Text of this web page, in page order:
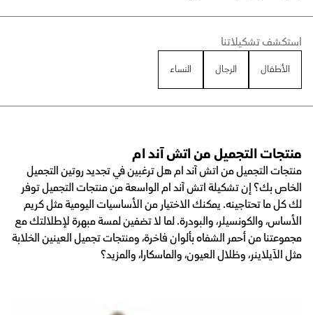
استكشف تشكيلاتنا
الأطفال الرجال النساء
منتجات التجميل من اتش آند ام
منتجات التجميل من اتش آند ام هل ترغبين في تجديد روتين التجميل
الخاص بك؟ إن تشكيلة اتش آند ام الواسعة من منتجات التجميل توفر
لك كل ما تحتاجينه. يمكنك الاختيار من الأساسيات اليومية مثل كريم
الأساس، والكونسيلر، والبودرة. لما لا تضفين لمسة مبهرة لإطلالتك مع
مجموعتنا من أحمر الشفاه بألوان فاخرة، ومنتجات تجميل العينين الخلابة
مثل الآيلاينر، وظلال العيون، والماسكارا، والمزيد؟